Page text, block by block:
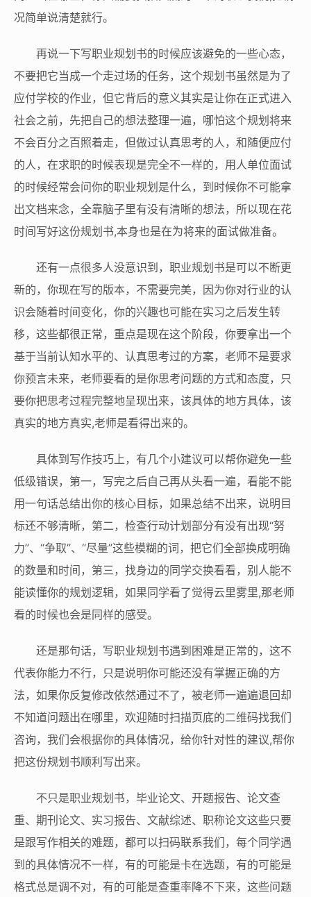
况简单说清楚就行。
再说一下写职业规划书的时候应该避免的一些心态，
不要把它当成一个走过场的任务，这个规划书虽然是为了
应付学校的作业，但它背后的意义其实是让你在正式进入
社会之前，先把自己的想法整理一遍，哪怕这个规划将来
不会百分之百照着走，但做过认真思考的人，和随便应付
的人，在求职的时候表现是完全不一样的，用人单位面试
的时候经常会问你的职业规划是什么，到时候你不可能拿
出文档来念，全靠脑子里有没有清晰的想法，所以现在花
时间写好这份规划书,本身也是在为将来的面试做准备。
还有一点很多人没意识到，职业规划书是可以不断更
新的，你现在写的版本，不需要完美，因为你对行业的认
识会随着时间变化，你的兴趣也可能在实习之后发生转
移，这些都很正常，重点是现在这个阶段，你要拿出一个
基于当前认知水平的、认真思考过的方案，老师不是要求
你预言未来，老师要看的是你思考问题的方式和态度，只
要你把思考过程完整地呈现出来，该具体的地方具体，该
真实的地方真实,老师是看得出来的。
具体到写作技巧上，有几个小建议可以帮你避免一些
低级错误，第一，写完之后自己再从头看一遍，看能不能
用一句话总结出你的核心目标，如果总结不出来，说明目
标还不够清晰，第二，检查行动计划部分有没有出现“努
力”、“争取”、“尽量”这些模糊的词，把它们全部换成明确
的数量和时间，第三，找身边的同学交换看看，别人能不
能读懂你的规划逻辑，如果同学看了觉得云里雾里,那老师
看的时候也会是同样的感受。
还是那句话，写职业规划书遇到困难是正常的，这不
代表你能力不行，只是说明你可能还没有掌握正确的方
法，如果你反复修改依然通过不了，被老师一遍遍退回却
不知道问题出在哪里，欢迎随时扫描页底的二维码找我们
咨询，我们会根据你的具体情况，给你针对性的建议,帮你
把这份规划书顺利写出来。
不只是职业规划书，毕业论文、开题报告、论文查
重、期刊论文、实习报告、文献综述、职称论文这些只要
是跟写作相关的难题，都可以扫码联系我们，每个同学遇
到的具体情况不一样，有的可能是卡在选题，有的可能是
格式总是调不对，有的可能是查重率降不下来，这些问题